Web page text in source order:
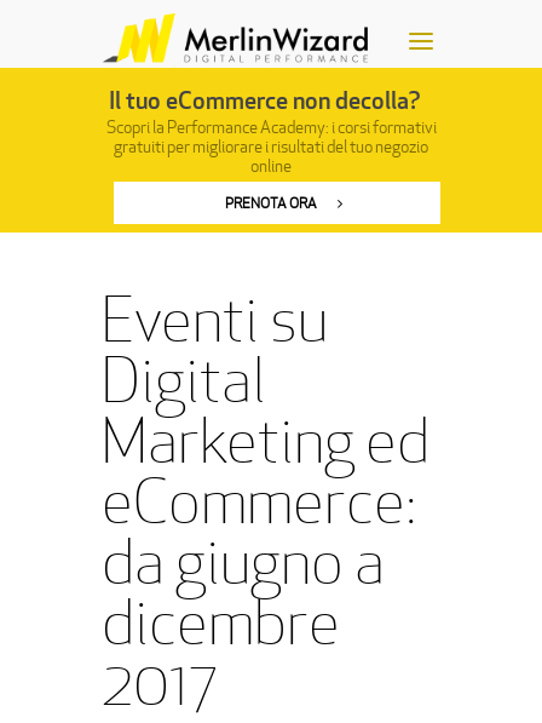
Il tuo eCommerce non decolla?
Scopri la Performance Academy: i corsi formativi
gratuitiper migliorare i risultati del tuo negozio
online
PRENOTA ORA
Eventi su
Digital
Marketing ed
eCommerce:
da giugno a
dicembre
2017